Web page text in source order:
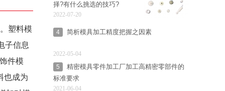
塑料模
子信息
件模
也成为
择?有什么挑选的技巧?
2022-07-20
4 简析模具加工精度把握之因素
2022-05-04
5
精密模具零件加工厂加工高精密零部件的
标准要求
2021-06-04